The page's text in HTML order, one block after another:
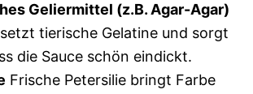
Geliermittel (z.B. Agar-Agar)
tierische Gelatine und sorgt
die Sauce schön eindickt.
Frische Petersilie bringt Farbe